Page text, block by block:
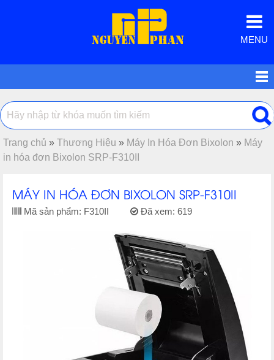
MENU
Trang chủ » Thương Hiệu » Máy In Hóa Đơn Bixolon » Máy
in hóa đơn Bixolon SRP-F310II
MÁY IN HÓA ĐƠN BIXOLON SRP-F310II
Mã sản phẩm: F310II Đã xem: 619